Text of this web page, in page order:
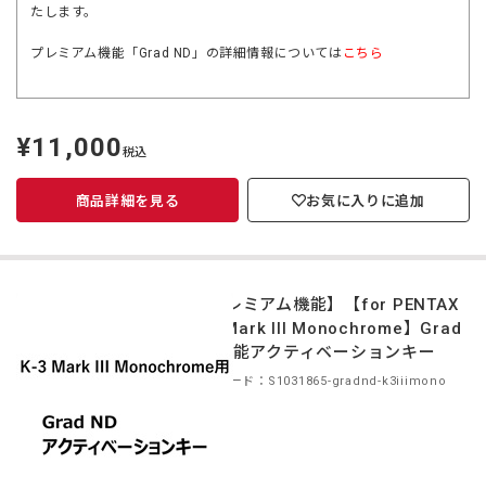
たします。
プレミアム機能「Grad ND」の詳細情報については こちら
定
価
¥11,000税込
商品詳細を見る お気に入りに追加
【プレミアム機能】【for PENTAX
K-3 Mark III Monochrome】Grad
ND機能アクティベーションキー
商品コード：S1031865-gradnd-k3iiimono